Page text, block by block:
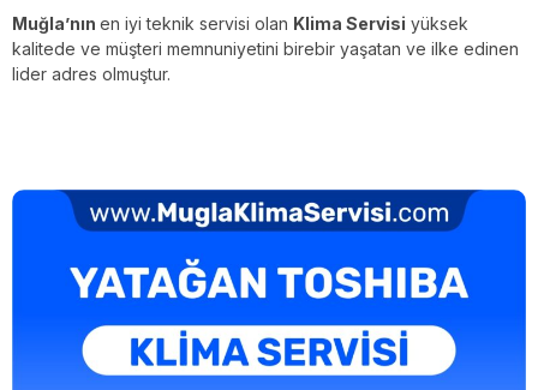
Muğla’nın en iyi teknik servisi olan Klima Servisi yüksek
kalitede ve müşteri memnuniyetini birebir yaşatan ve ilke edinen
lider adres olmuştur.